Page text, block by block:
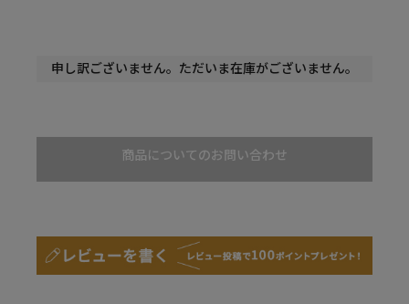
申し訳ございません。ただいま在庫がございません。
商品についてのお問い合わせ